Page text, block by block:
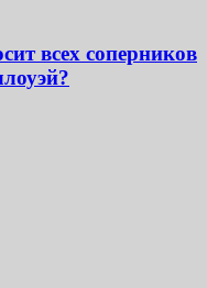
всех соперников